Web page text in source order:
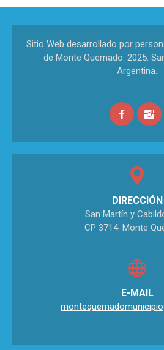
Sitio Web desarrollado por
de Monte Quemado. 2025.
Argentina.
DIRECCIÓN
San Martín y
CP 3714. Monte
E-MAIL